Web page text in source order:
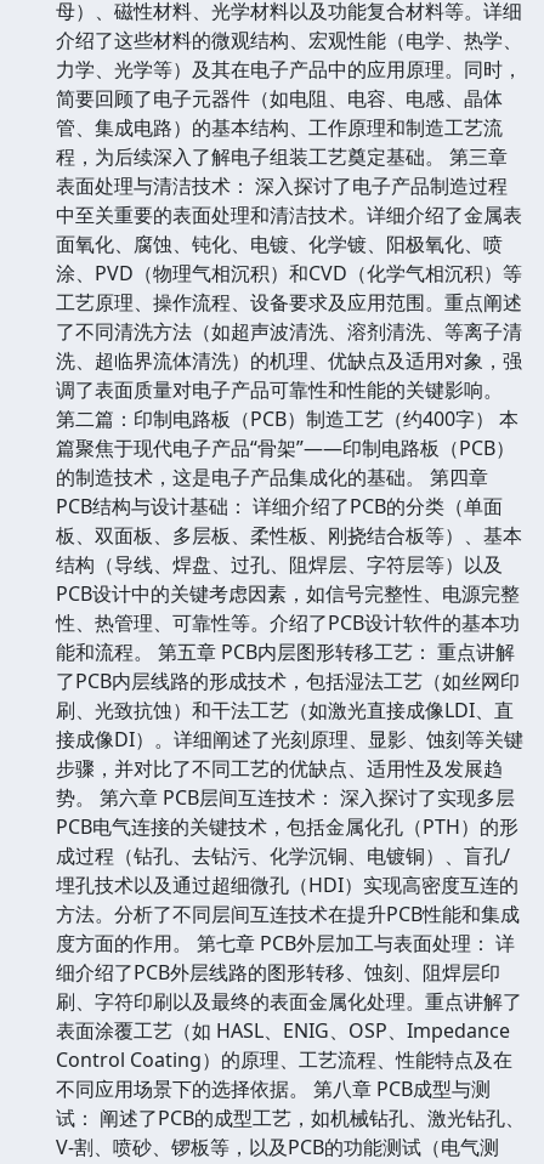
母）、磁性材料、光学材料以及功能复合材料等。详细
介绍了这些材料的微观结构、宏观性能（电学、热学、
力学、光学等）及其在电子产品中的应用原理。同时，
简要回顾了电子元器件（如电阻、电容、电感、晶体
管、集成电路）的基本结构、工作原理和制造工艺流
程，为后续深入了解电子组装工艺奠定基础。 第三章
表面处理与清洁技术： 深入探讨了电子产品制造过程
中至关重要的表面处理和清洁技术。详细介绍了金属表
面氧化、腐蚀、钝化、电镀、化学镀、阳极氧化、喷
涂、PVD（物理气相沉积）和CVD（化学气相沉积）等
工艺原理、操作流程、设备要求及应用范围。重点阐述
了不同清洗方法（如超声波清洗、溶剂清洗、等离子清
洗、超临界流体清洗）的机理、优缺点及适用对象，强
调了表面质量对电子产品可靠性和性能的关键影响。
第二篇：印制电路板（PCB）制造工艺（约400字） 本
篇聚焦于现代电子产品“骨架”——印制电路板（PCB）
的制造技术，这是电子产品集成化的基础。 第四章
PCB结构与设计基础： 详细介绍了PCB的分类（单面
板、双面板、多层板、柔性板、刚挠结合板等）、基本
结构（导线、焊盘、过孔、阻焊层、字符层等）以及
PCB设计中的关键考虑因素，如信号完整性、电源完整
性、热管理、可靠性等。介绍了PCB设计软件的基本功
能和流程。 第五章 PCB内层图形转移工艺： 重点讲解
了PCB内层线路的形成技术，包括湿法工艺（如丝网印
刷、光致抗蚀）和干法工艺（如激光直接成像LDI、直
接成像DI）。详细阐述了光刻原理、显影、蚀刻等关键
步骤，并对比了不同工艺的优缺点、适用性及发展趋
势。 第六章 PCB层间互连技术： 深入探讨了实现多层
PCB电气连接的关键技术，包括金属化孔（PTH）的形
成过程（钻孔、去钻污、化学沉铜、电镀铜）、盲孔/
埋孔技术以及通过超细微孔（HDI）实现高密度互连的
方法。分析了不同层间互连技术在提升PCB性能和集成
度方面的作用。 第七章 PCB外层加工与表面处理： 详
细介绍了PCB外层线路的图形转移、蚀刻、阻焊层印
刷、字符印刷以及最终的表面金属化处理。重点讲解了
表面涂覆工艺（如 HASL、ENIG、OSP、Impedance
Control Coating）的原理、工艺流程、性能特点及在
不同应用场景下的选择依据。 第八章 PCB成型与测
试： 阐述了PCB的成型工艺，如机械钻孔、激光钻孔、
V-割、喷砂、锣板等，以及PCB的功能测试（电气测